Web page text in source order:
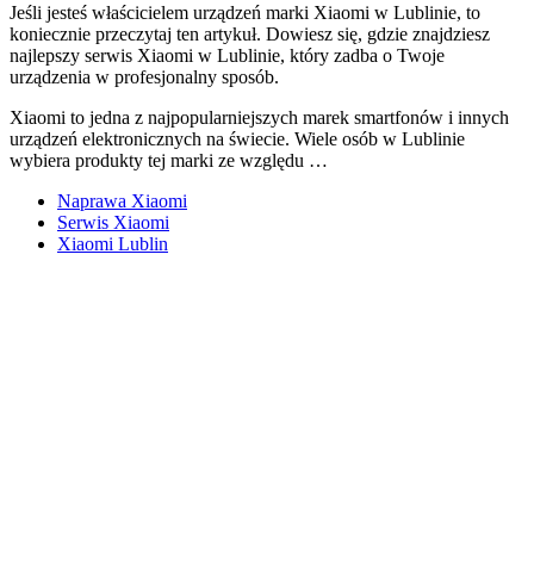
Jeśli jesteś właścicielem urządzeń marki Xiaomi w Lublinie, to
koniecznie przeczytaj ten artykuł. Dowiesz się, gdzie znajdziesz
najlepszy serwis Xiaomi w Lublinie, który zadba o Twoje
urządzenia w profesjonalny sposób.
Xiaomi to jedna z najpopularniejszych marek smartfonów i innych
urządzeń elektronicznych na świecie. Wiele osób w Lublinie
wybiera produkty tej marki ze względu …
Naprawa Xiaomi
Serwis Xiaomi
Xiaomi Lublin